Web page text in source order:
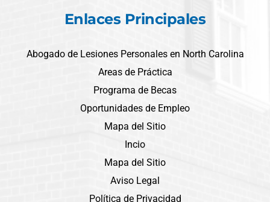
Enlaces Principales
Abogado de Lesiones Personales en North Carolina
Areas de Práctica
Programa de Becas
Oportunidades de Empleo
Mapa del Sitio
Incio
Mapa del Sitio
Aviso Legal
Política de Privacidad